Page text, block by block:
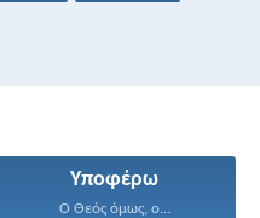
Υποφέρω
Ο Θεός όμως, ο...